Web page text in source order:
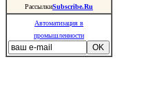
РассылкиSubscribe.Ru
Автоматизация в
промышленности